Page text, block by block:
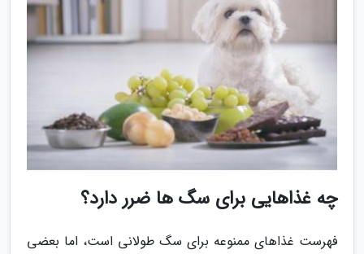
چه غذاهایی برای سگ ها ضرر دارد؟
فهرست غذاهای ممنوعه برای سگ طولانی است، اما بعضی